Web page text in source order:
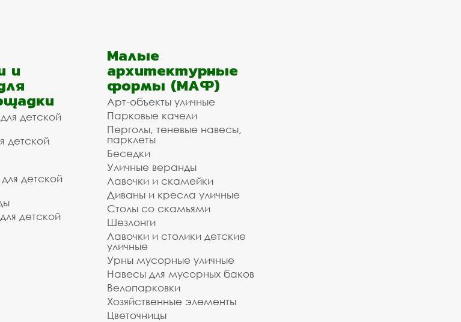
и
детской
детской
детской
детской
Малые
архитектурные
формы (МАФ)
Арт-объекты уличные
Парковые качели
Перголы, теневые навесы,
парклеты
Беседки
Уличные веранды
Лавочки и скамейки
Диваны и кресла уличные
Столы со скамьями
Шезлонги
Лавочки и столики детские
уличные
Урны мусорные уличные
Навесы для мусорных баков
Велопарковки
Хозяйственные элементы
Цветочницы